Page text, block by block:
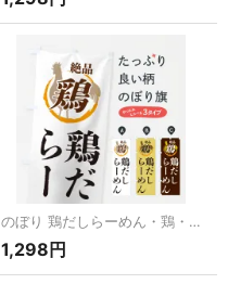
のぼり 鶏だしらーめん・鶏・鶏料理 のぼり旗
1,298円